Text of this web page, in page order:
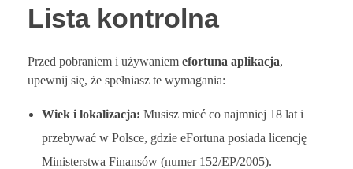
Lista kontrolna
Przed pobraniem i używaniem efortuna aplikacja,
upewnij się, że spełniasz te wymagania:
Wiek i lokalizacja: Musisz mieć co najmniej 18 lat i
przebywać w Polsce, gdzie eFortuna posiada licencję
Ministerstwa Finansów (numer 152/EP/2005).